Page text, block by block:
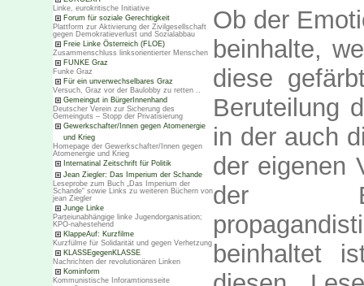
Linke, eurokritische Initiative
Forum für soziale Gerechtigkeit
Plattform zur Aktivierung der Zivilgesellschaft
gegen Demokratieverlust und Sozialabbau
Freie Linke Österreich (FLOE)
Zusammenschluss linksorientierter Menschen
FUNKE Graz
Funke Graz
Für ein unverwechselbares Graz
Versuch, Graz vor der Baulobby zu retten ..
Gemeingut in BürgerInnenhand
Deutscher Verein zur Sicherung des
Gemeinguts – Stopp der Privatisierung
Gewerkschafter/Innen gegen Atomenergie
und Krieg
Homepage der Gewerkschafter/Innen gegen
Atomenergie und Krieg
Internatinal Zeitschrift für Politik
Jean Ziegler: Das Imperium der Schande
Leseprobe zum Buch „Das Imperium der
Schande“ sowie Links zu weiteren Büchern von
jean Ziegler
Junge Linke
Parteiunabhängige linke Jugendorganisation;
KPÖ-nahestehend
KlappeAuf: Kurzfilme
Kurzfülme für Solidarität und gegen Verhetzung
KLASSEgegenKLASSE
Nachrichten der revolutionären Linken
Kominform
Kommunistische Inforamtionsseite
Ob der
beinhalte,
diese
Beruteilung
in der auch
der eigenen
der
beinhaltet